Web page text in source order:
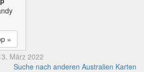
»
März 2022
Suche nach anderen Australien Karten